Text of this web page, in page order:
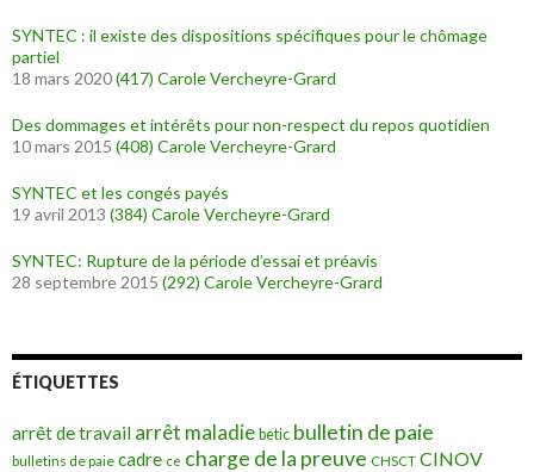
SYNTEC : il existe des dispositions spécifiques pour le chômage
partiel
18 mars 2020(417) Carole Vercheyre-Grard
Des dommages et intérêts pour non-respect du repos quotidien
10 mars 2015 (408) Carole Vercheyre-Grard
SYNTEC et les congés payés
19 avril 2013 (384) Carole Vercheyre-Grard
SYNTEC: Rupture de la période d’essai et préavis
28 septembre 2015 (292) Carole Vercheyre-Grard
ÉTIQUETTES
arrêt de travail arrêt maladie betic bulletin de paie
bulletins de paie cadre ce charge de la preuve CHSCT CINOV